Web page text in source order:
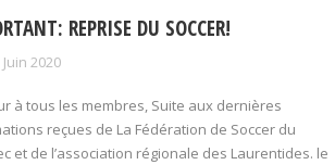
REPRISE DU SOCCER!
Juin 2020
à tous les membres, Suite aux dernières
reçues de La Fédération de Soccer du
et de l’association régionale des Laurentides. le